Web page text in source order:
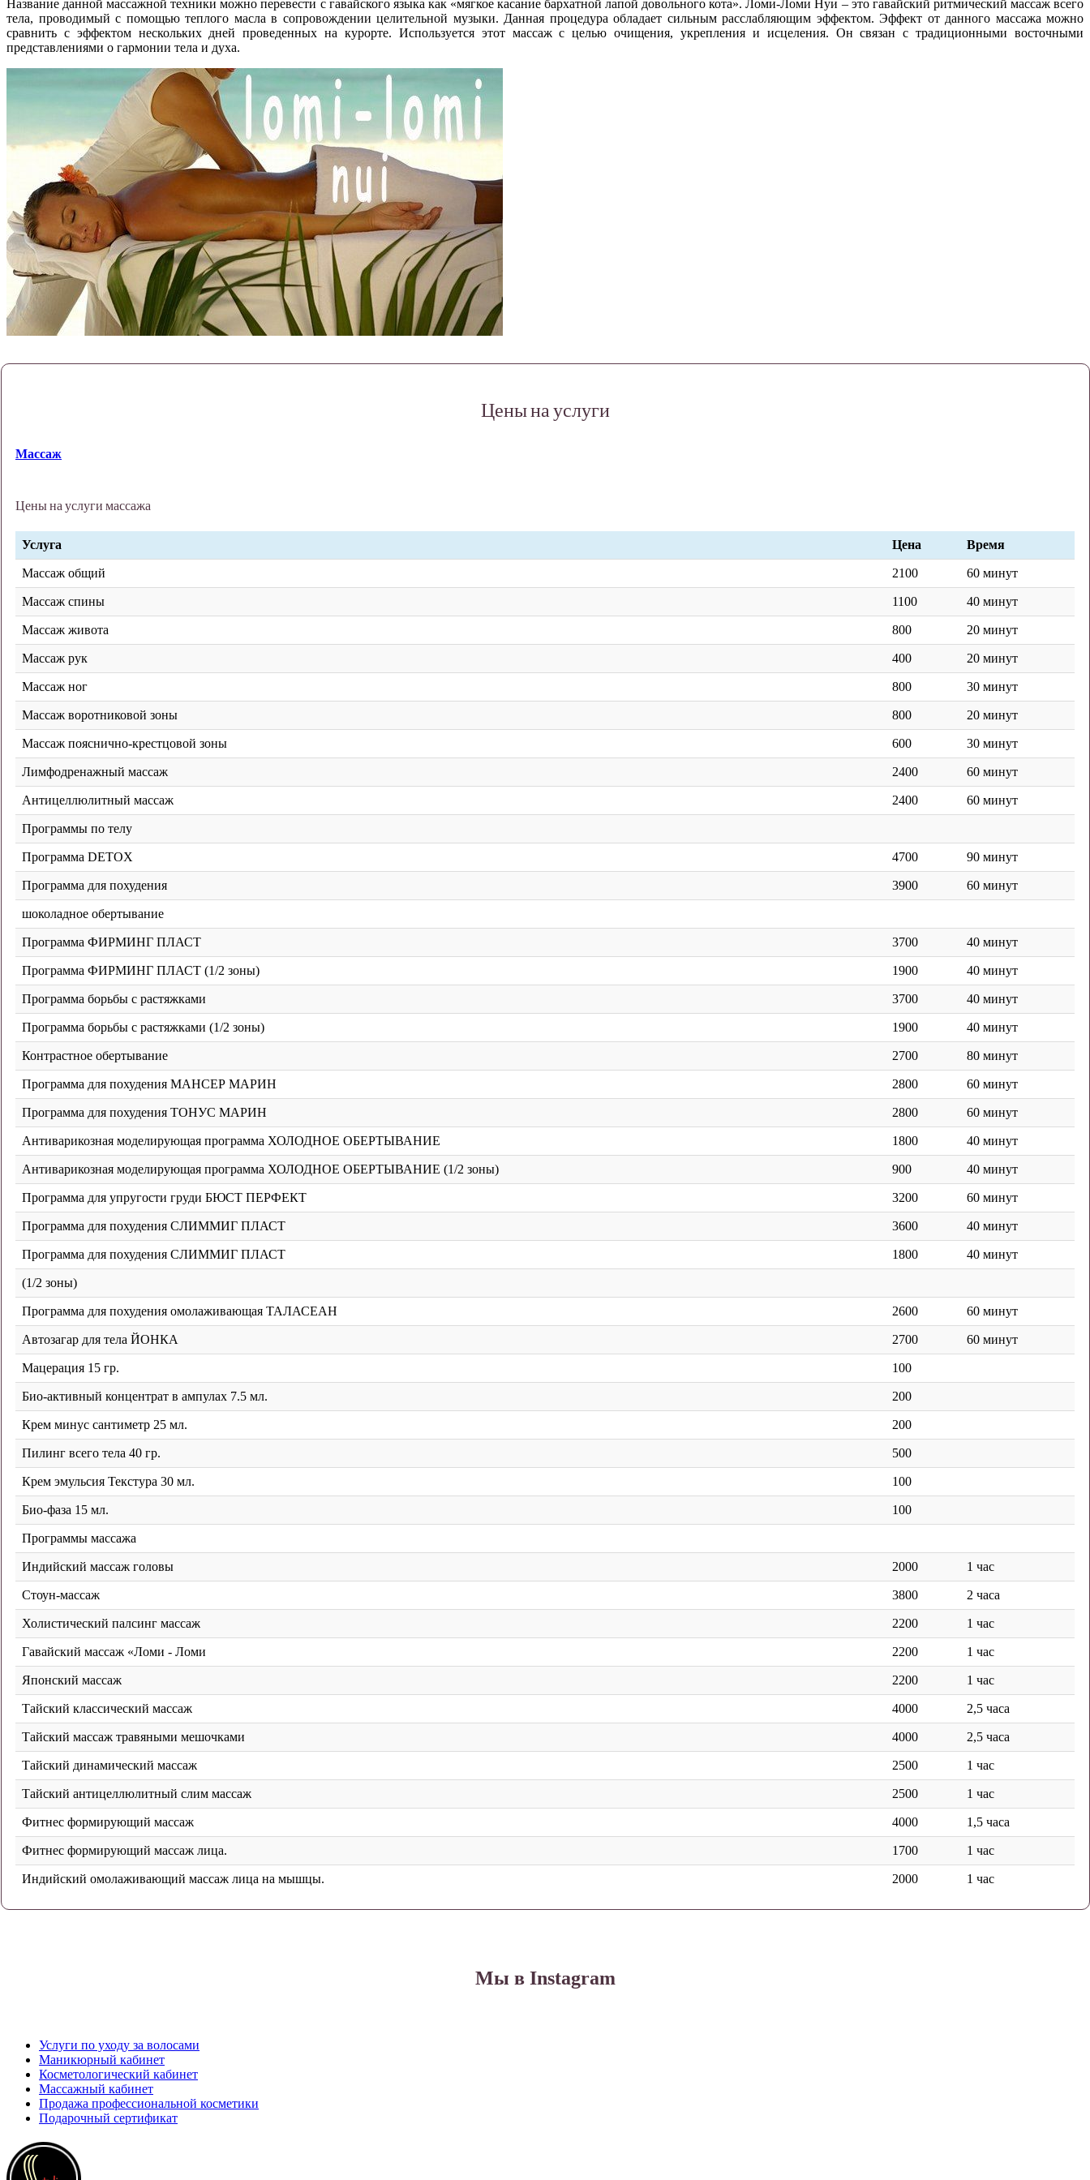
Название данной массажной техники можно перевести с гавайского языка как «мягкое касание бархатной лапой довольного кота». Ломи-Ломи Нуи – это гавайский ритмический массаж всего
тела, проводимый с помощью теплого масла в сопровождении целительной музыки. Данная процедура обладает сильным расслабляющим эффектом. Эффект от данного массажа можно
сравнить с эффектом нескольких дней проведенных на курорте. Используется этот массаж с целью очищения, укрепления и исцеления. Он связан с традиционными восточными
представлениями о гармонии тела и духа.
Цены на услуги
Массаж
Цены на услуги массажа
Услуга Цена Время
Массаж общий 2100 60 минут
Массаж спины 1100 40 минут
Массаж живота 800 20 минут
Массаж рук 400 20 минут
Массаж ног 800 30 минут
Массаж воротниковой зоны 800 20 минут
Массаж пояснично-крестцовой зоны 600 30 минут
Лимфодренажный массаж 2400 60 минут
Антицеллюлитный массаж 2400 60 минут
Программы по телу
Программа DETOX 4700 90 минут
Программа для похудения 3900 60 минут
шоколадное обертывание
Программа ФИРМИНГ ПЛАСТ 3700 40 минут
Программа ФИРМИНГ ПЛАСТ (1/2 зоны) 1900 40 минут
Программа борьбы с растяжками 3700 40 минут
Программа борьбы с растяжками (1/2 зоны) 1900 40 минут
Контрастное обертывание 2700 80 минут
Программа для похудения МАНСЕР МАРИН 2800 60 минут
Программа для похудения ТОНУС МАРИН 2800 60 минут
Антиварикозная моделирующая программа ХОЛОДНОЕ ОБЕРТЫВАНИЕ 1800 40 минут
Антиварикозная моделирующая программа ХОЛОДНОЕ ОБЕРТЫВАНИЕ (1/2 зоны) 900 40 минут
Программа для упругости груди БЮСТ ПЕРФЕКТ 3200 60 минут
Программа для похудения СЛИММИГ ПЛАСТ 3600 40 минут
Программа для похудения СЛИММИГ ПЛАСТ 1800 40 минут
(1/2 зоны)
Программа для похудения омолаживающая ТАЛАСЕАН 2600 60 минут
Автозагар для тела ЙОНКА 2700 60 минут
Мацерация 15 гр. 100
Био-активный концентрат в ампулах 7.5 мл. 200
Крем минус сантиметр 25 мл. 200
Пилинг всего тела 40 гр. 500
Крем эмульсия Текстура 30 мл. 100
Био-фаза 15 мл. 100
Программы массажа
Индийский массаж головы 2000 1 час
Стоун-массаж 3800 2 часа
Холистический палсинг массаж 2200 1 час
Гавайский массаж «Ломи - Ломи 2200 1 час
Японский массаж 2200 1 час
Тайский классический массаж 4000 2,5 часа
Тайский массаж травяными мешочками 4000 2,5 часа
Тайский динамический массаж 2500 1 час
Тайский антицеллюлитный слим массаж 2500 1 час
Фитнес формирующий массаж 4000 1,5 часа
Фитнес формирующий массаж лица. 1700 1 час
Индийский омолаживающий массаж лица на мышцы. 2000 1 час
Мы в Instagram
Услуги по уходу за волосами
Маникюрный кабинет
Косметологический кабинет
Массажный кабинет
Продажа профессиональной косметики
Подарочный сертификат